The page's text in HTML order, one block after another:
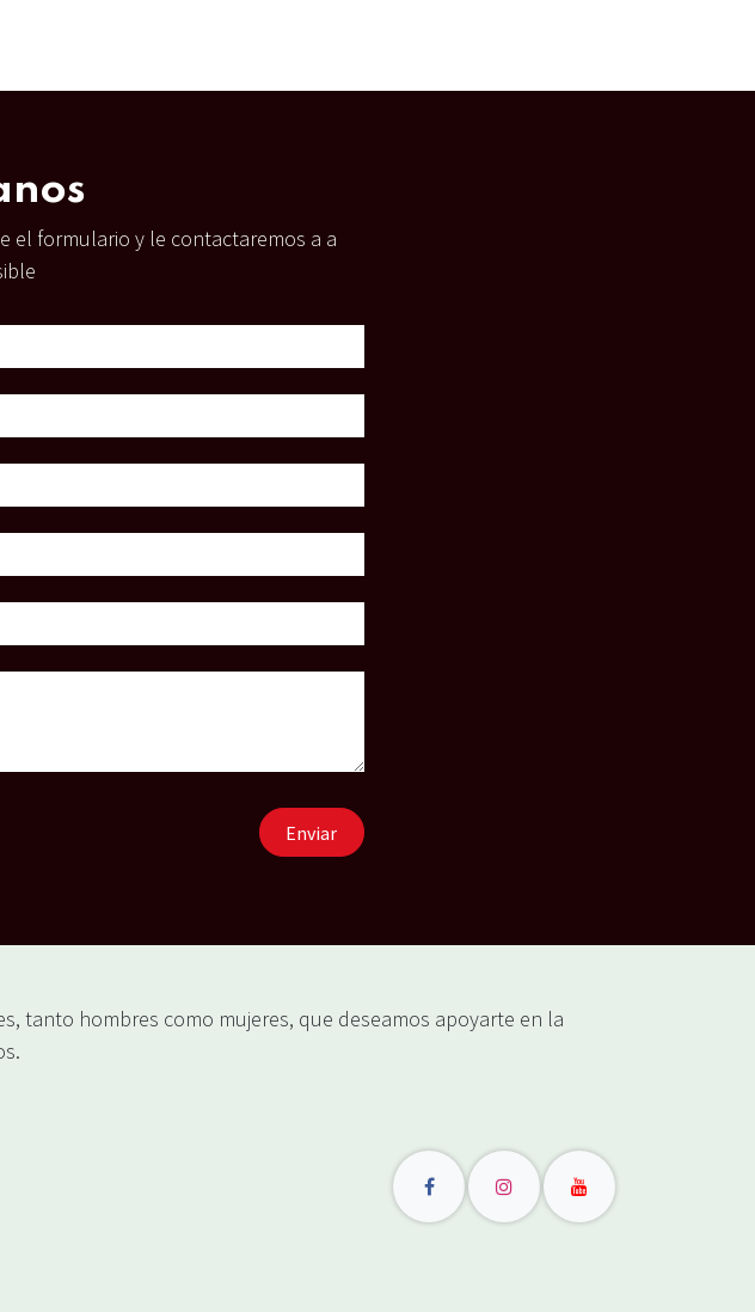
el formulario y le contactaremos a a
Enviar
tanto hombres como mujeres, que deseamos apoyarte en la